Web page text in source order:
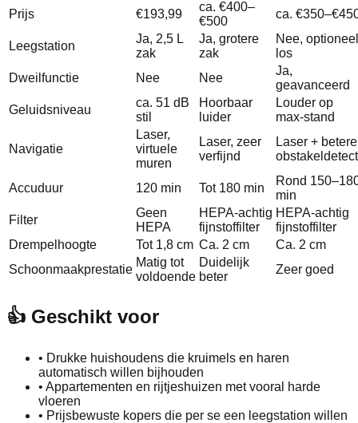
Prijs
€193,99
ca. €400–
€500
ca.
Leegstation
Ja, 2,5 L
zak
Ja, grotere
zak
Nee, optioneel
los
Dweilfunctie
Nee Nee
Ja,
geavanceerd
Geluidsniveau
ca. 51 dB
stil
Hoorbaar
luider
Louder op
max‑stand
Navigatie
Laser,
virtuele
muren
Laser, zeer
verfijnd
Laser + betere
Accuduur 120 min Tot 180 min
Rond
min
Filter
Geen
HEPA
HEPA‑achtig
fijnstoffilter
HEPA‑achtig
fijnstoffilter
Drempelhoogte
Tot 1,8 cm Ca. 2 cm
Ca. 2 cm
Schoonmaakprestatie
Matig tot
voldoende
Duidelijk
beter
Zeer goed
👍 Geschikt voor
• Drukke huishoudens die kruimels en haren
automatisch willen bijhouden
• Appartementen en rijtjeshuizen met vooral harde
vloeren
• Prijsbewuste kopers die per se een leegstation willen